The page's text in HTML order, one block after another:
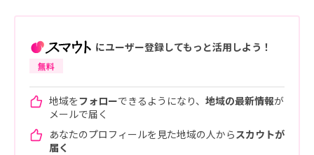
にユーザー登録してもっと活用しよう！
無料
地域をフォローできるようになり、 地域の最新情報が
メールで届く
あなたのプロフィールを見た地域の人から スカウトが
届く